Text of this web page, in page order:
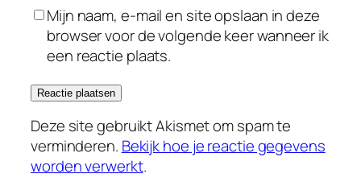
Mijn naam, e-mail en site opslaan in deze
browser voor de volgende keer wanneer ik
een reactie plaats.
Deze site gebruikt Akismet om spam te
verminderen. Bekijk hoe je reactie gegevens
worden verwerkt.